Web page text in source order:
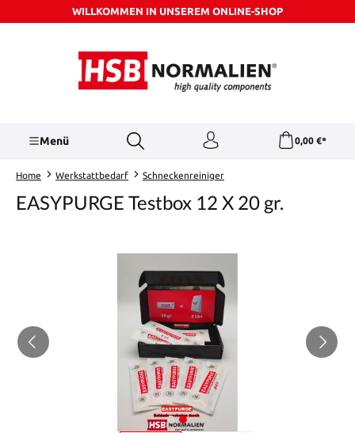
Zum Hauptinhalt springenWILLKOMMEN IN UNSEREM ONLINE-SHOP
Menü 0,00 €*
Home Werkstattbedarf Schneckenreiniger
EASYPURGE Testbox 12 X 20 gr.